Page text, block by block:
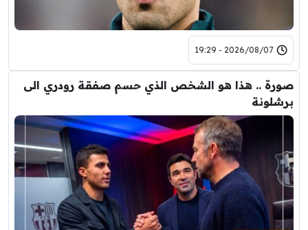
2026/08/07 - 19:29
صورة .. هذا هو الشخص الذي حسم صفقة رودري الى
برشلونة